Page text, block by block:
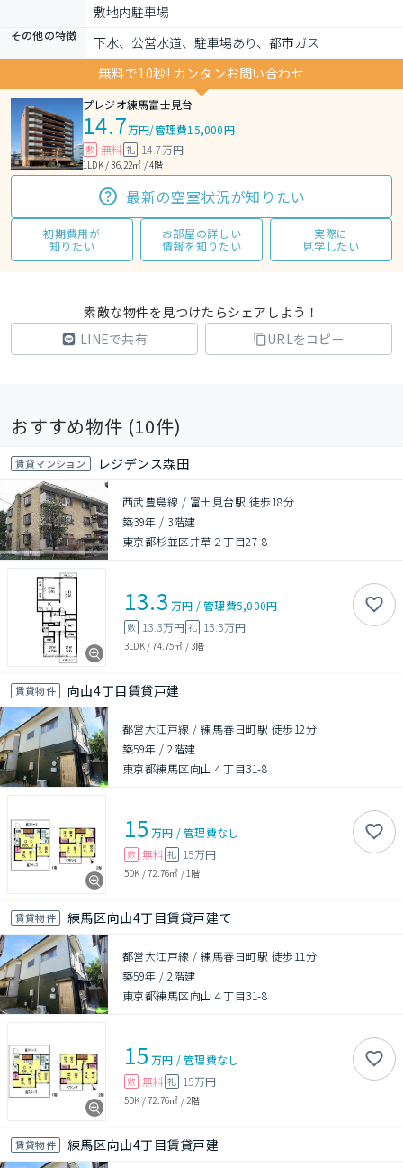
敷地内駐車場
その他の特徴
下水、公営水道、駐車場あり、都市ガス
無料で10秒! カンタンお問い合わせ
プレジオ練馬富士見台
14.7万円/管理費15,000円
敷 無料 礼 14.7万円
1LDK / 36.22㎡ / 4階
最新の空室状況が知りたい
初期費用が
知りたい
お部屋の詳しい
情報を知りたい
実際に
見学したい
素敵な物件を見つけたらシェアしよう！
LINEで共有
URLをコピー
おすすめ物件 (10件)
賃貸マンション レジデンス森田
西武豊島線 / 富士見台駅 徒歩18分
築39年 / 3階建
東京都杉並区井草２丁目27-8
13.3 万円 /管理費5,000円
敷 13.3万円 礼 13.3万円
3LDK/74.75㎡ /3階
賃貸物件 向山4丁目賃貸戸建
都営大江戸線 / 練馬春日町駅 徒歩12分
築59年 /2階建
東京都練馬区向山４丁目31-8
15 万円 /管理費なし
敷 無料 礼 15万円
5DK /72.76㎡ / 1階
賃貸物件 練馬区向山4丁目賃貸戸建て
都営大江戸線 / 練馬春日町駅 徒歩11分
築59年 /2階建
東京都練馬区向山４丁目31-8
15 万円 /管理費なし
敷 無料 礼 15万円
5DK /72.76㎡ / 2階
賃貸物件 練馬区向山4丁目賃貸戸建